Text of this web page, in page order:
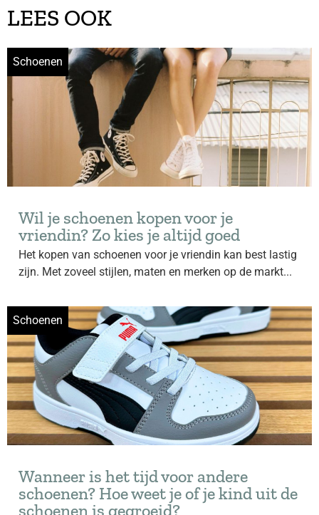
LEES OOK
Schoenen
Wil je schoenen kopen voor je
vriendin? Zo kies je altijd goed
Het kopen van schoenen voor je vriendin kan best lastig
zijn. Met zoveel stijlen, maten en merken op de markt...
Schoenen
Wanneer is het tijd voor andere
schoenen? Hoe weet je of je kind uit de
schoenen is gegroeid?